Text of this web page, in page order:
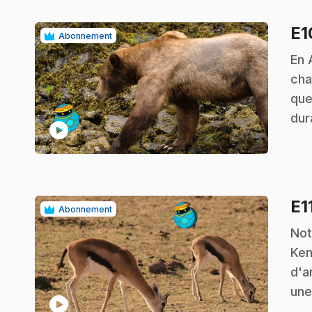
Abonnement
play_circle
.En
Abonnement
play_circle
.